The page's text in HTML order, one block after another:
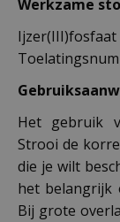
Werkzame
Ijzer(III)fosfaat
Het gebruik
Strooi de
die je wilt
het belangrijk
Bij grote